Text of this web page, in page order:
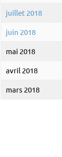
juillet 2018
juin 2018
mai 2018
avril 2018
mars 2018